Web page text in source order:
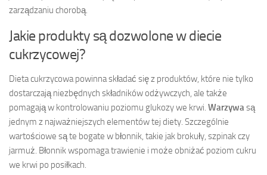
zarządzaniu chorobą.
Jakie produkty są dozwolone w diecie
cukrzycowej?
Dieta cukrzycowa powinna składać się z produktów, które nie tylko
dostarczają niezbędnych składników odżywczych, ale także
pomagają w kontrolowaniu poziomu glukozy we krwi. Warzywasą
jednym z najważniejszych elementów tej diety. Szczególnie
wartościowe są te bogate w błonnik, takie jak brokuły, szpinak czy
jarmuż. Błonnik wspomaga trawienie i może obniżać poziom cukru
we krwi po posiłkach.